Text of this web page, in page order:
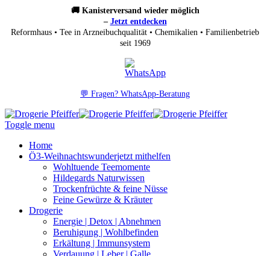
🚚 Kanisterversand wieder möglich
– Jetzt entdecken
Reformhaus • Tee in Arzneibuchqualität • Chemikalien • Familienbetrieb
seit 1969
💬 Fragen? WhatsApp-Beratung
Toggle menu
Home
Ö3-Weihnachtswunderjetzt mithelfen
Wohltuende Teemomente
Hildegards Naturwissen
Trockenfrüchte & feine Nüsse
Feine Gewürze & Kräuter
Drogerie
Energie | Detox | Abnehmen
Beruhigung | Wohlbefinden
Erkältung | Immunsystem
Verdauung | Leber | Galle